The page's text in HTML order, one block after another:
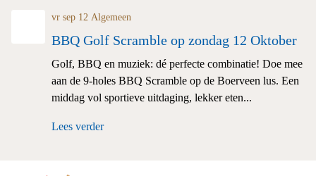
vr sep 12 Algemeen
BBQ Golf Scramble op zondag 12 Oktober
Golf, BBQ en muziek: dé perfecte combinatie! Doe mee
aan de 9-holes BBQ Scramble op de Boerveen lus. Een
middag vol sportieve uitdaging, lekker eten...
Lees verder